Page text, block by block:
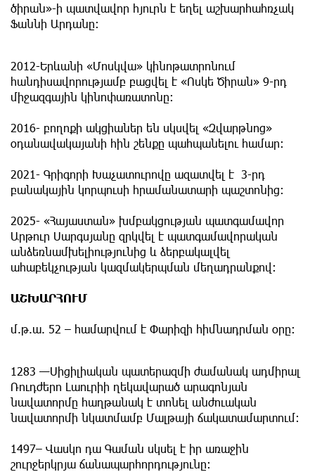
ծիրան»-ի պատվավոր հյուրն է եղել աշխարհահռչակ
Ֆաննի Արդանը:
2012-Երևանի «Մոսկվա» կինոթատրոնում
հանդիսավորությամբ բացվել է «Ոսկե Ծիրան» 9-րդ
միջազգային կինոփառատոնը:
2016- բողոքի ակցիաներ են սկսվել «Զվարթնոց»
օդանավակայանի հին շենքը պահպանելու համար:
2021- Գրիգորի Խաչատուրովը ազատվել է 3-րդ
բանակային կորպուսի հրամանատարի պաշտոնից:
2025- «Հայաստան» խմբակցության պատգամավոր
Արթուր Սարգսյանը զրկվել է պատգամավորական
անձեռնամխելիությունից և ձերբակալվել
ահաբեկչության կազմակերպման մեղադրանքով:
ԱՇԽԱՐՀՈՒՄ
մ.թ.ա. 52 – համարվում է Փարիզի հիմնադրման օրը:
1283 —Սիցիլիական պատերազմի ժամանակ ադմիրալ
Ռուդժերո Լաուրիի ղեկավարած արագոնյան
նավատորմը հաղթանակ է տոնել անժուական
նավատորմի նկատմամբ Մալթայի ճակատամարտում։
1497– Վասկո դա Գաման սկսել է իր առաջին
շուրջերկրյա ճանապարհորդությունը: